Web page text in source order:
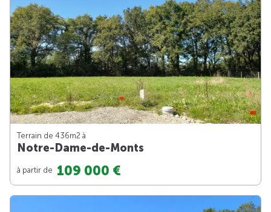
Terrain de 436m2 à
Notre-Dame-de-Monts
à partir de 109 000 €